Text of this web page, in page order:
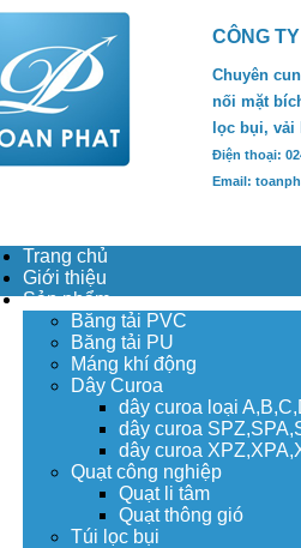
CÔNG
Chuyên
nối mặt
lọc bụi,
Điện thoại:
Email:
Trang chủ
Giới thiệu
Sản phẩm
Băng tải PVC
Băng tải PU
Máng khí động
Dây Curoa
dây curoa loại
dây curoa
dây curoa
Quạt công nghiệp
Quạt li tâm
Quạt thông gió
Túi lọc bụi